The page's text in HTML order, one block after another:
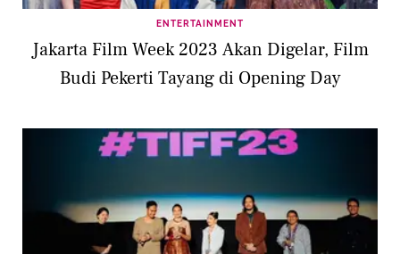
ENTERTAINMENT
Jakarta Film Week 2023 Akan Digelar, Film
Budi Pekerti Tayang di Opening Day